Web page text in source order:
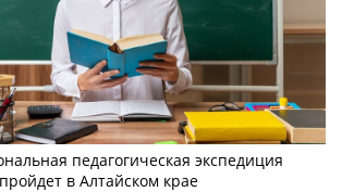
педагогическая экспедиция
в Алтайском крае